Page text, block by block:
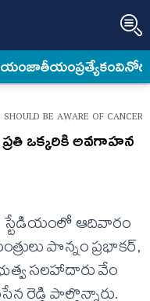
జాతీయంప్రత్యేకం
BE AWARE OF CANCER
ప్రతి ఒక్కరికి అవగాహన
స్టేడియంలో ఆదివారం
పొన్నం ప్రభాకర్,
సలహాదారు వేం